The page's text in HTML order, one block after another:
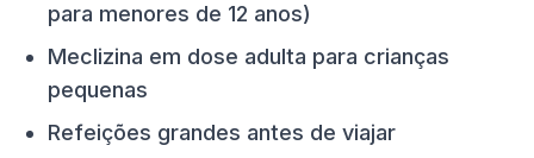
para menores de 12 anos)
Meclizina em dose adulta para crianças
pequenas
Refeições grandes antes de viajar